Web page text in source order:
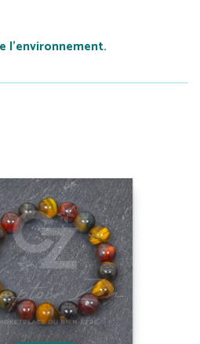
l'environnement.